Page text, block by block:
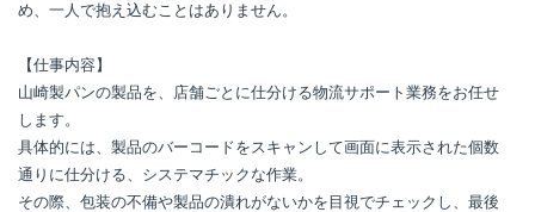
め、一人で抱え込むことはありません。
【仕事内容】
山崎製パンの製品を、店舗ごとに仕分ける物流サポート業務をお任せ
します。
具体的には、製品のバーコードをスキャンして画面に表示された個数
通りに仕分ける、システマチックな作業。
その際、包装の不備や製品の潰れがないかを目視でチェックし、最後